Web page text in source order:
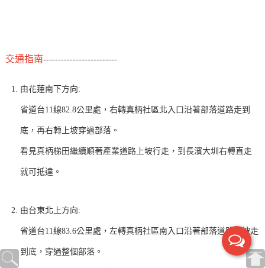
交通指南-------------------------
由花蓮南下方向:
省道台11線82.8公里處，右轉真柄社區北入口沿著部落道路走到
底，再右轉上坡穿過部落。
看見真柄梯田繼續順著產業道路上坡行走，到長濱大圳右轉直走
就可抵達。
由台東北上方向:
省道台11線83.6公里處，左轉真柄社區南入口沿著部落道路上坡走
到底，穿過整個部落。